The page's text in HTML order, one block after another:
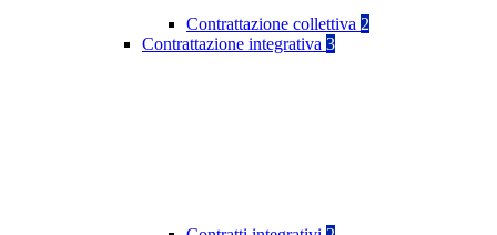
Contrattazione collettiva 2
Contrattazione integrativa 3